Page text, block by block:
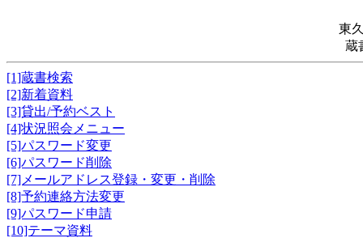
東
蔵
[1]蔵書検索
[2]新着資料
[3]貸出/予約ベスト
[4]状況照会メニュー
[5]パスワード変更
[6]パスワード削除
[7]メールアドレス登録・変更・削除
[8]予約連絡方法変更
[9]パスワード申請
[10]テーマ資料